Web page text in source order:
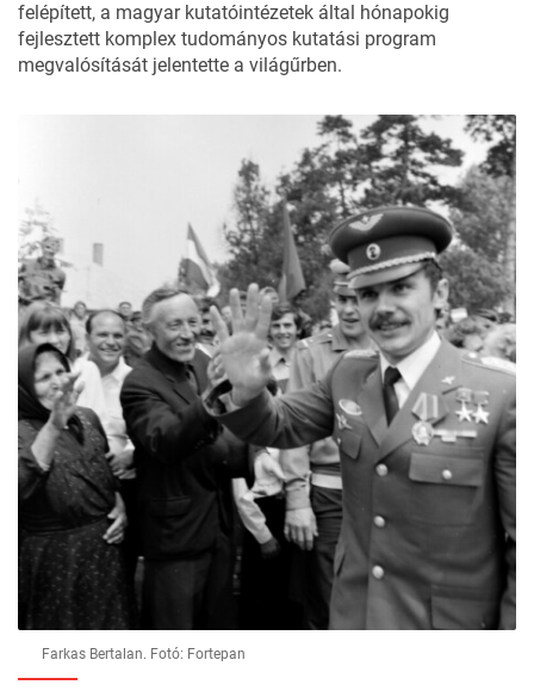
felépített, a magyar kutatóintézetek által hónapokig
fejlesztett komplex tudományos kutatási program
megvalósítását jelentette a világűrben.
Farkas Bertalan. Fotó: Fortepan